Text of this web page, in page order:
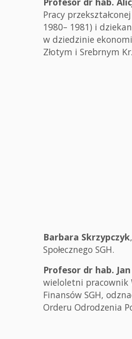
Pracy
1980– 1981) i
w dziedzinie
Złotym i Srebrnym
Barbara Skrzypczyk
Społecznego SGH.
Profesor dr hab.
wieloletni pracownik
Finansów SGH,
Orderu Odrodzenia